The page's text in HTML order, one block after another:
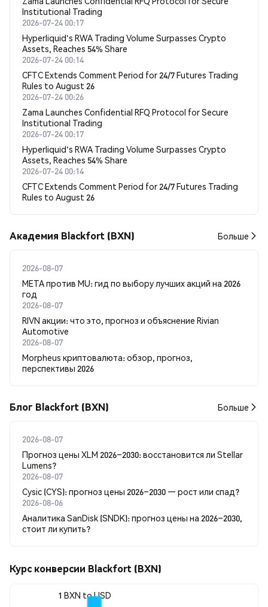
Institutional Trading
2026-07-24 00:17
Hyperliquid's RWA Trading Volume Surpasses Crypto
Assets, Reaches 54% Share
2026-07-24 00:14
CFTC Extends Comment Period for 24/7 Futures Trading
Rules to August 26
2026-07-24 00:26
Zama Launches Confidential RFQ Protocol for Secure
Institutional Trading
2026-07-24 00:17
Hyperliquid's RWA Trading Volume Surpasses Crypto
Assets, Reaches 54% Share
2026-07-24 00:14
CFTC Extends Comment Period for 24/7 Futures Trading
Rules to August 26
Академия Blackfort (BXN) Больше
2026-08-07
META против MU: гид по выбору лучших акций на 2026
год
2026-08-07
RIVN акции: что это, прогноз и объяснение Rivian
Automotive
2026-08-07
Morpheus криптовалюта: обзор, прогноз,
перспективы 2026
Блог Blackfort (BXN) Больше
2026-08-07
Прогноз цены XLM 2026–2030: восстановится ли Stellar
Lumens?
2026-08-07
Cysic (CYS): прогноз цены 2026–2030 — рост или спад?
2026-08-06
Аналитика SanDisk (SNDK): прогноз цены на 2026–2030,
стоит ли купить?
Курс конверсии Blackfort (BXN)
1 BXN to USD